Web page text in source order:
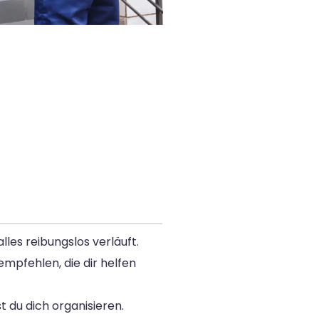
reibungslos verläuft.
die dir helfen
du dich organisieren.